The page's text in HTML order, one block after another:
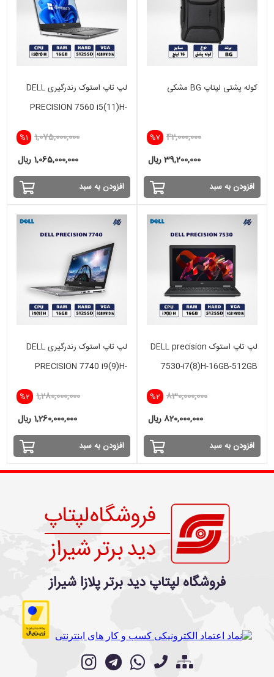
کوله پشتی لپتاپ BG مشکی
%7 42,000,000
39,200,000 ریال
افزودن به سبد
لپ تاپ استوک رندرگیری DELL
PRECISION 7560 i5(11)H-
%1 1,075,000,000
1,065,000,000 ریال
افزودن به سبد
لپ تاپ استوک DELL precision
7530-i7(8)H-16GB-512GB
%2 830,000,000
820,000,000 ریال
افزودن به سبد
لپ تاپ استوک رندرگیری DELL
PRECISION 7740 i9(9)H-
%2 1,280,000,000
1,260,000,000 ریال
افزودن به سبد
فروشگاه لپتاپ دید برتر پلازا شیراز